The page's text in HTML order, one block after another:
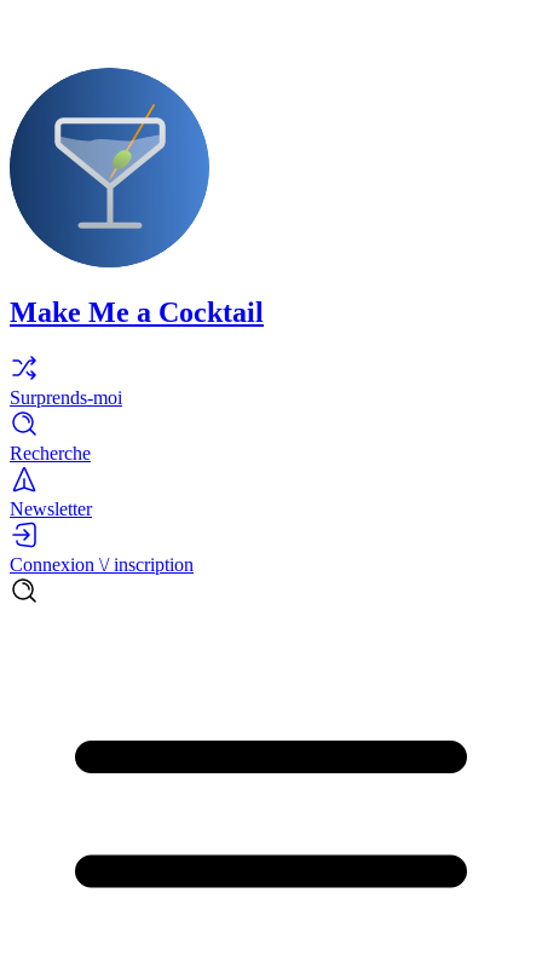
Make Me a Cocktail
Surprends-moi
Recherche
Newsletter
Connexion \/ inscription